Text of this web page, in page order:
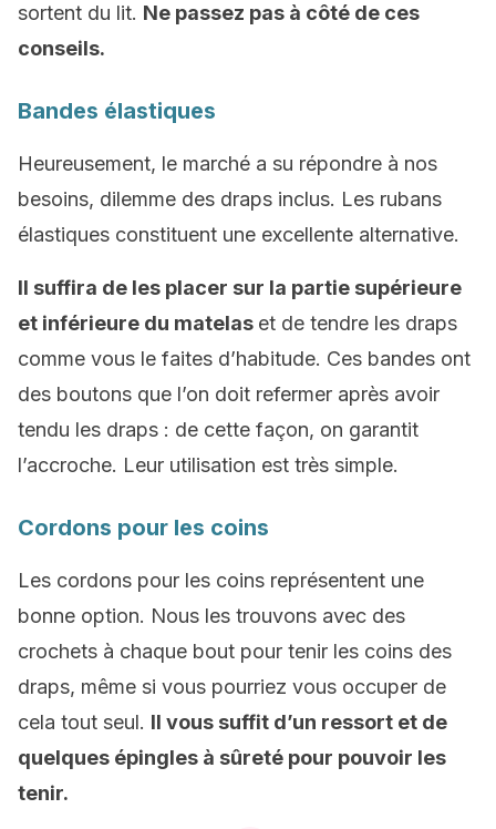
sortent du lit. Ne passez pas à côté de ces
conseils.
Bandes élastiques
Heureusement, le marché a su répondre à nos
besoins, dilemme des draps inclus. Les rubans
élastiques constituent une excellente alternative.
Il suffira de les placer sur la partie supérieure
et inférieure du matelas et de tendre les draps
comme vous le faites d’habitude. Ces bandes ont
des boutons que l’on doit refermer après avoir
tendu les draps : de cette façon, on garantit
l’accroche. Leur utilisation est très simple.
Cordons pour les coins
Les cordons pour les coins représentent une
bonne option. Nous les trouvons avec des
crochets à chaque bout pour tenir les coins des
draps, même si vous pourriez vous occuper de
cela tout seul. Il vous suffit d’un ressort et de
quelques épingles à sûreté pour pouvoir les
tenir.